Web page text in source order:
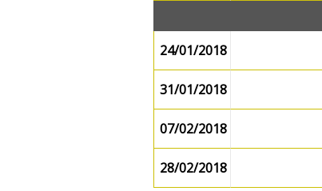
24/01/2018
31/01/2018
07/02/2018
28/02/2018